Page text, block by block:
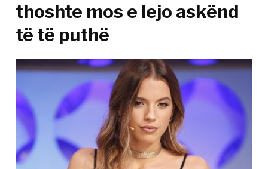
thoshte mos e lejo askënd
të të puthë